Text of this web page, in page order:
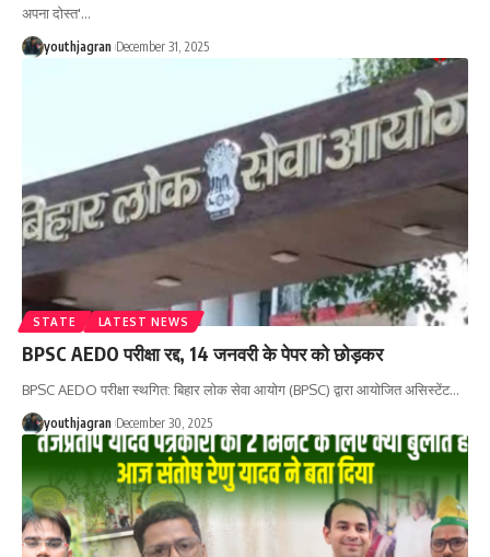
अपना दोस्त'…
youthjagran December 31, 2025
STATE LATEST NEWS
BPSC AEDO परीक्षा रद्द, 14 जनवरी के पेपर को छोड़कर
BPSC AEDO परीक्षा स्थगित: बिहार लोक सेवा आयोग (BPSC) द्वारा आयोजित असिस्टेंट…
youthjagran December 30, 2025